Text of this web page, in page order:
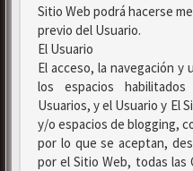
Sitio Web podrá hacerse
previo del Usuario.
El Usuario
El acceso, la navegación y
los espacios
Usuarios, y el Usuario y El
y/o espacios de blogging,
por lo que se aceptan,
por el Sitio Web, todas las